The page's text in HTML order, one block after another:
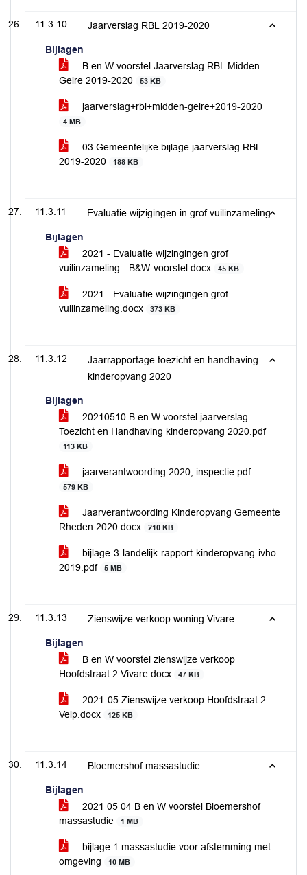
11.3.10 Jaarverslag RBL 2019-2020
Bijlagen
B en W voorstel Jaarverslag RBL Midden
Gelre 2019-2020
53 KB
jaarverslag+rbl+midden-gelre+2019-2020
4 MB
03 Gemeentelijke bijlage jaarverslag RBL
2019-2020
188 KB
11.3.11 Evaluatie wijzigingen in grof vuilinzameling
Bijlagen
2021 - Evaluatie wijzingingen grof
vuilinzameling - B&W-voorstel.docx
45 KB
2021 - Evaluatie wijzingingen grof
vuilinzameling.docx
373 KB
11.3.12
Jaarrapportage toezicht en handhaving
kinderopvang 2020
Bijlagen
20210510 B en W voorstel jaarverslag
Toezicht en Handhaving kinderopvang 2020.pdf
113 KB
jaarverantwoording 2020, inspectie.pdf
579 KB
Jaarverantwoording Kinderopvang Gemeente
Rheden 2020.docx
210 KB
bijlage-3-landelijk-rapport-kinderopvang-ivho-
2019.pdf
5 MB
11.3.13 Zienswijze verkoop woning Vivare
Bijlagen
B en W voorstel zienswijze verkoop
Hoofdstraat 2 Vivare.docx
47 KB
2021-05 Zienswijze verkoop Hoofdstraat 2
Velp.docx
125 KB
11.3.14 Bloemershof massastudie
Bijlagen
2021 05 04 B en W voorstel Bloemershof
massastudie
1 MB
bijlage 1 massastudie voor afstemming met
omgeving
10 MB